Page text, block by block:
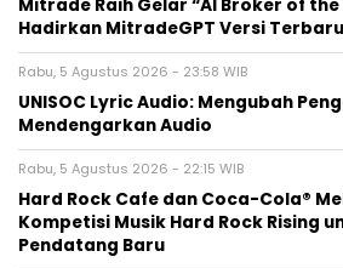
Mitrade Raih Gelar “AI Broker of the
Hadirkan MitradeGPT Versi
Rabu, 5 Agustus 2026 - 23:58 WIB
UNISOC Lyric Audio: Mengubah
Mendengarkan Audio
Rabu, 5 Agustus 2026 - 22:15 WIB
Hard Rock Cafe dan Coca-Cola®
Kompetisi Musik Hard Rock Rising
Pendatang Baru